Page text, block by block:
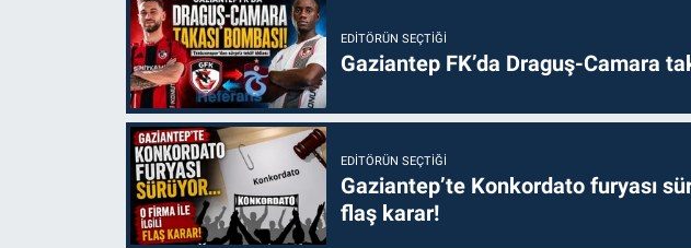
EDITÖRÜN SEÇTIĞI
Gaziantep FK’da Draguş-Camara
EDITÖRÜN SEÇTIĞI
Gaziantep’te Konkordato furyası
flaş karar!